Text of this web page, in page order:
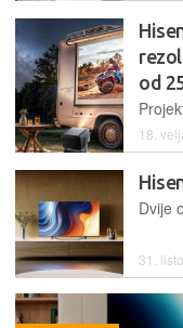
od
18.
31.